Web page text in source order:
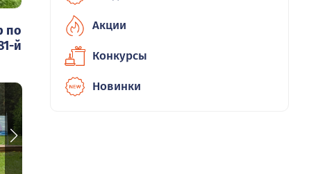
по
й
Акции
Конкурсы
Новинки